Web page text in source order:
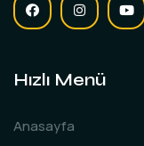
Hızlı Menü
Anasayfa